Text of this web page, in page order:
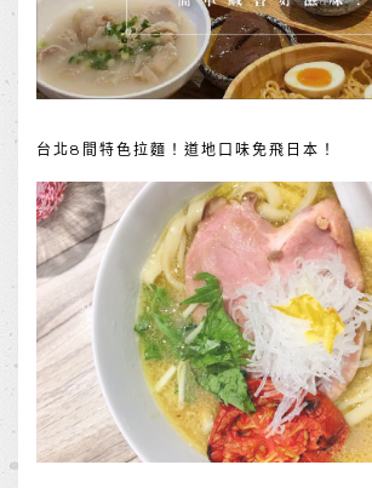
台北8間特色拉麵！道地口味免飛日本！